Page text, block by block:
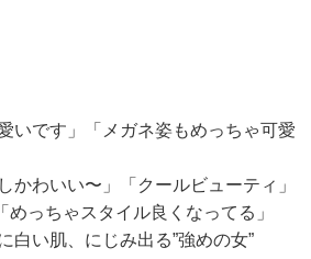
いです」「メガネ姿もめっちゃ可愛
わいい〜」「クールビューティ」
っちゃスタイル良くなってる」
い肌、にじみ出る”強めの女”